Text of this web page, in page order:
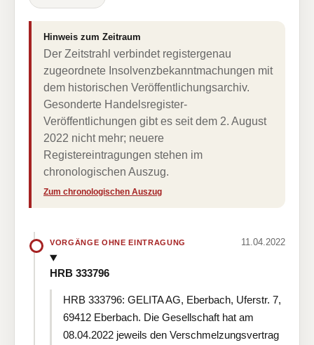
Hinweis zum Zeitraum
Der Zeitstrahl verbindet registergenau
zugeordnete Insolvenzbekanntmachungen mit
dem historischen Veröffentlichungsarchiv.
Gesonderte Handelsregister-
Veröffentlichungen gibt es seit dem 2. August
2022 nicht mehr; neuere
Registereintragungen stehen im
chronologischen Auszug.
Zum chronologischen Auszug
VORGÄNGE OHNE EINTRAGUNG 11.04.2022
HRB 333796
HRB 333796: GELITA AG, Eberbach, Uferstr. 7,
69412 Eberbach. Die Gesellschaft hat am
08.04.2022 jeweils den Verschmelzungsvertrag